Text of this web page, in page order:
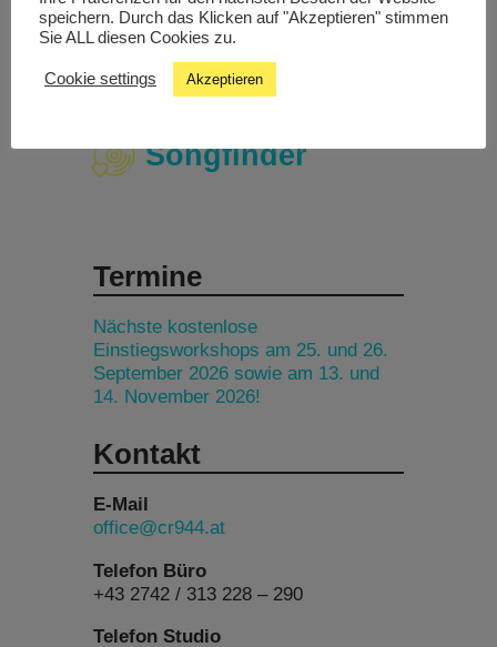
Livestream
Studiochat
Songfinder
Termine
Nächste kostenlose
Einstiegsworkshops am 25. und 26.
September 2026 sowie am 13. und
14. November 2026!
Kontakt
E-Mail
office@cr944.at
Telefon Büro
+43 2742 / 313 228 – 290
Telefon Studio
speichern. Durch das Klicken auf "Akzeptieren" stimmen
Sie ALL diesen Cookies zu.
Cookie settings Akzeptieren